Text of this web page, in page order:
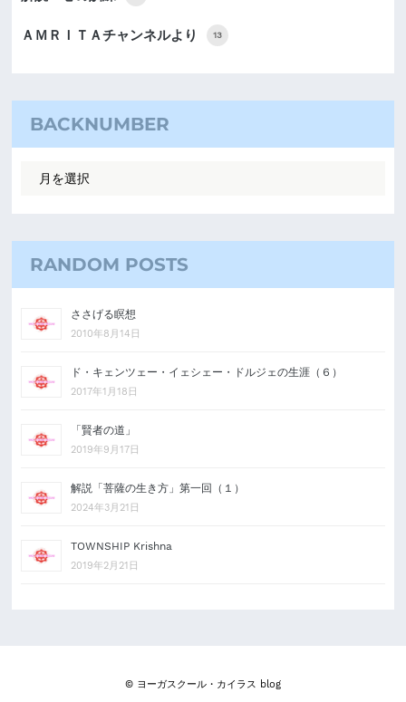
ＡＭＲＩＴＡチャンネルより 13
BACKNUMBER
RANDOM POSTS
ささげる瞑想
2010年8月14日
ド・キェンツェー・イェシェー・ドルジェの生涯（６）
2017年1月18日
「賢者の道」
2019年9月17日
解説「菩薩の生き方」第一回（１）
2024年3月21日
TOWNSHIP Krishna
2019年2月21日
© ヨーガスクール・カイラス blog